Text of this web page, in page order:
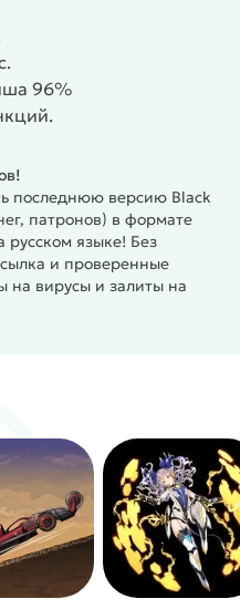
96%
последнюю версию Black
патронов) в формате
языке! Без
и проверенные
вирусы и залиты на